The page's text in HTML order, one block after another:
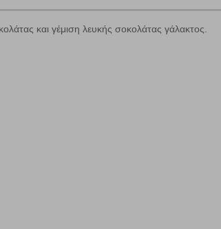
και γέμιση λευκής σοκολάτας γάλακτος.
με την περιήγησή σας, οι οποίες είναι μη